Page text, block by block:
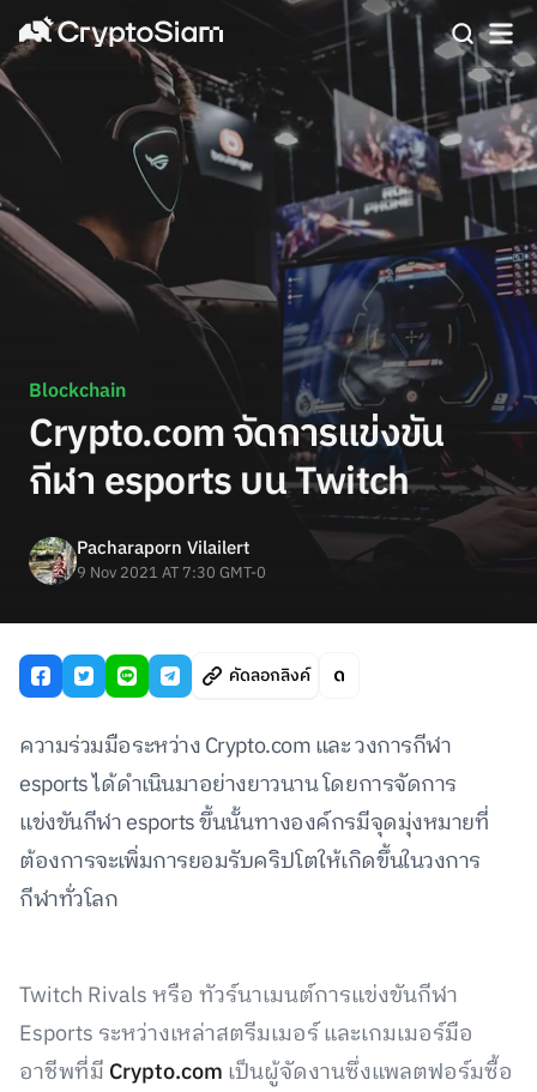
Blockchain
Crypto.com จัดการแข่งขัน
กีฬา esports บน Twitch
Pacharaporn Vilailert
9 Nov 2021 AT 7:30 GMT-0
คัดลอกลิงค์
ความร่วมมือระหว่าง Crypto.com และ วงการกีฬา
esports ได้ดำเนินมาอย่างยาวนาน โดยการจัดการ
แข่งขันกีฬา esports ขึ้นนั้นทางองค์กรมีจุดมุ่งหมายที่
ต้องการจะเพิ่มการยอมรับคริปโตให้เกิดขึ้นในวงการ
กีฬาทั่วโลก
Twitch Rivals หรือ ทัวร์นาเมนต์การแข่งขันกีฬา
Esports ระหว่างเหล่าสตรีมเมอร์ และเกมเมอร์มือ
อาชีพที่มี Crypto.com เป็นผู้จัดงานซึ่งแพลตฟอร์มซื้อ